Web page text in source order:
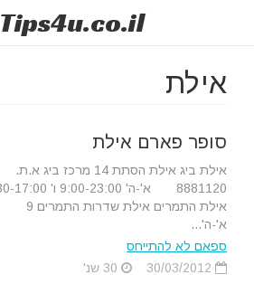
Tips4u.co.il
אילת
סופר פארם אילת
א'-ה'...
ספאם לא להתייחס